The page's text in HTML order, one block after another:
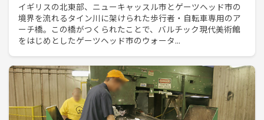
イギリスの北東部、ニューキャッスル市とゲーツヘッド市の
境界を流れるタイン川に架けられた歩行者・自転車専用のア
ーチ橋。この橋がつくられたことで、バルチック現代美術館
をはじめとしたゲーツヘッド市のウォータ...